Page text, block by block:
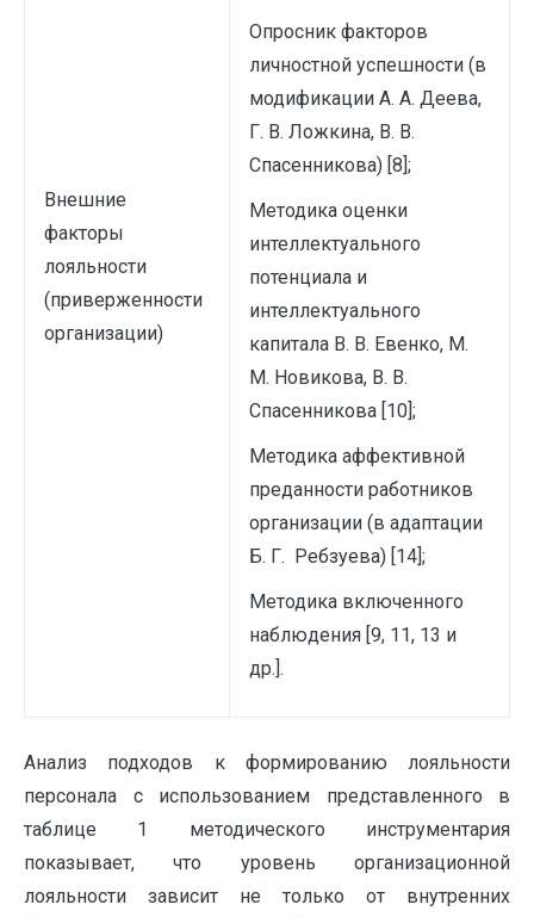
Внешние
факторы
лояльности
(приверженности
организации)
Опросник факторов
личностной успешности (в
модификации А. А. Деева,
Г. В. Ложкина, В. В.
Спасенникова) [8];
Методика оценки
интеллектуального
потенциала и
интеллектуального
капитала В. В. Евенко, М.
М. Новикова, В. В.
Спасенникова [10];
Методика аффективной
преданности работников
организации (в адаптации
Б. Г. Ребзуева) [14];
Методика включенного
наблюдения [9, 11, 13 и
др.].
Анализ подходов к формированию лояльности
персонала с использованием представленного в
таблице 1 методического инструментария
показывает, что уровень организационной
лояльности зависит не только от внутренних